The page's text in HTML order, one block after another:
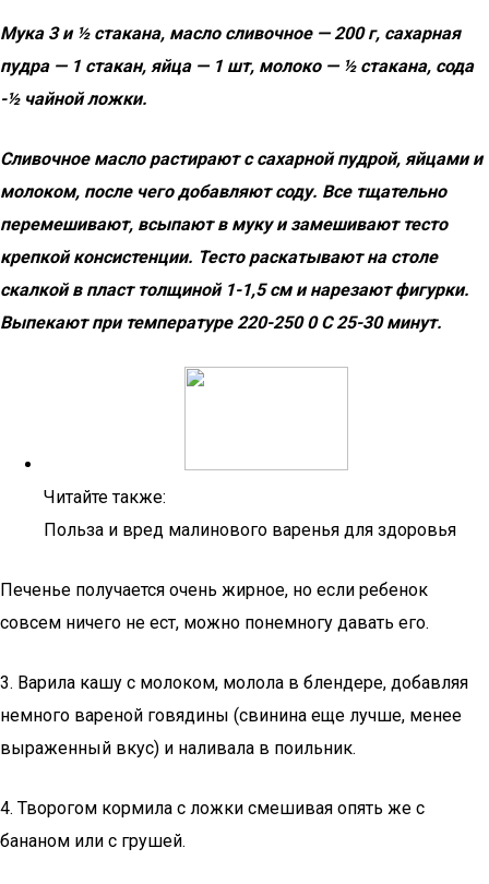
Мука 3 и ½ стакана, масло сливочное — 200 г, сахарная
пудра — 1 стакан, яйца — 1 шт, молоко — ½ стакана, сода
-½ чайной ложки.
Сливочное масло растирают с сахарной пудрой, яйцами и
молоком, после чего добавляют соду. Все тщательно
перемешивают, всыпают в муку и замешивают тесто
крепкой консистенции. Тесто раскатывают на столе
скалкой в пласт толщиной 1-1,5 см и нарезают фигурки.
Выпекают при температуре 220-250 0 С 25-30 минут.
Читайте также:
Польза и вред малинового варенья для здоровья
Печенье получается очень жирное, но если ребенок
совсем ничего не ест, можно понемногу давать его.
3. Варила кашу с молоком, молола в блендере, добавляя
немного вареной говядины (свинина еще лучше, менее
выраженный вкус) и наливала в поильник.
4. Творогом кормила с ложки смешивая опять же с
бананом или с грушей.